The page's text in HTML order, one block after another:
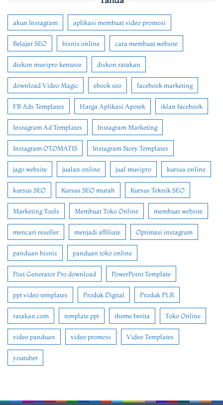
akun Instagram aplikasi membuat video promosi
Belajar SEO bisnis online cara membuat website
diskon muvipro kentooz diskon ratakan
download Video Magic ebook seo facebook marketing
FB Ads Templates Harga Aplikasi Apotek iklan facebook
Instagram Ad Templates Instagram Marketing
Instagram OTOMATIS Instagram Story Templates
jago website jualan online jual muvipro kursus online
kursus SEO Kursus SEO murah Kursus Teknik SEO
Marketing Tools Membuat Toko Online membuat website
mencari reseller menjadi affiliate Optimasi instagram
panduan bisnis panduan toko online
Post Generator Pro download PowerPoint Template
ppt video templates Produk Digital Produk PLR
ratakan.com template ppt theme berita Toko Online
video panduan video promosi Video Templates
youtuber